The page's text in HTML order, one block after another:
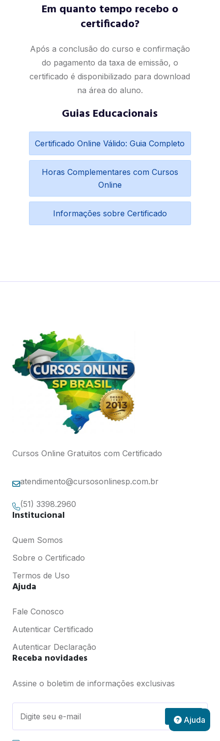
Em quanto tempo recebo o
certificado?
Após a conclusão do curso e confirmação
do pagamento da taxa de emissão, o
certificado é disponibilizado para download
na área do aluno.
Guias Educacionais
Certificado Online Válido: Guia Completo
Horas Complementares com Cursos
Online
Informações sobre Certificado
Cursos Online Gratuitos com Certificado
atendimento@cursosonlinesp.com.br
(51) 3398.2960
Institucional
Quem Somos
Sobre o Certificado
Termos de Uso
Ajuda
Fale Conosco
Autenticar Certificado
Autenticar Declaração
Receba novidades
Assine o boletim de informações exclusivas
Assinar
Ajuda